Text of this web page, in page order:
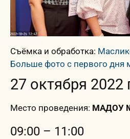
Съёмка и обработка:
Больше фото с первого дня
27 октября 2022
Место проведения: МАДОУ
09:00 – 11:00